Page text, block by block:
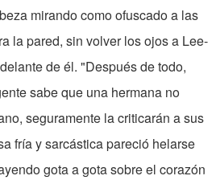
mirando como ofuscado a las
la pared, sin volver los ojos a Lee-
de él. "Después de todo,
sabe que una hermana no
seguramente la criticarán a sus
fría y sarcástica pareció helarse
gota a gota sobre el corazón